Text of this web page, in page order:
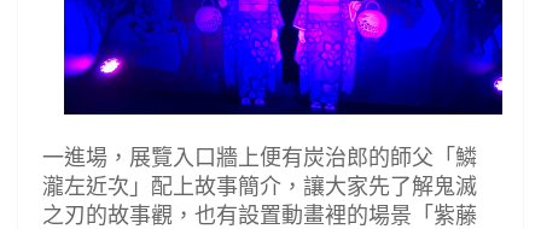
一進場，展覽入口牆上便有炭治郎的師父「鱗
瀧左近次」配上故事簡介，讓大家先了解鬼滅
之刃的故事觀，也有設置動畫裡的場景「紫藤